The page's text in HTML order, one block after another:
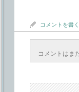
コメントを書く
コメントはま